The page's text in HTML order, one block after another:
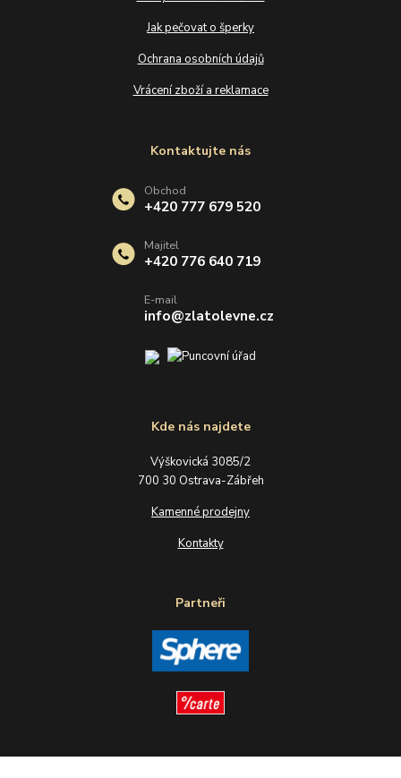
Jak pečovat o šperky
Ochrana osobních údajů
Vrácení zboží a reklamace
Kde nás najdete
Výškovická 3085/2
700 30 Ostrava-Zábřeh
Kamenné prodejny
Kontakty
Partneři
Kontaktujte nás
Obchod
+420 777 679 520
Majitel
+420 776 640 719
E-mail
info@zlatolevne.cz